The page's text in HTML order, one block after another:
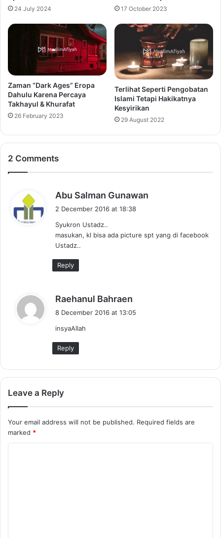
24 July 2024 17 October 2023
Zaman “Dark Ages” Eropa
Dahulu Karena Percaya
Takhayul & Khurafat
26 February 2023
Terlihat Seperti Pengobatan
Islami Tetapi Hakikatnya
Kesyirikan
29 August 2022
2 Comments
Abu Salman Gunawan
:
2 December 2016 at 18:38
Syukron Ustadz..
masukan, kl bisa ada picture spt yang di facebook
Ustadz..
Reply
Raehanul Bahraen
8 December 2016 at 13:05
insyaAllah
Reply
Leave a Reply
Your email address will not be published. Required fields are
marked *